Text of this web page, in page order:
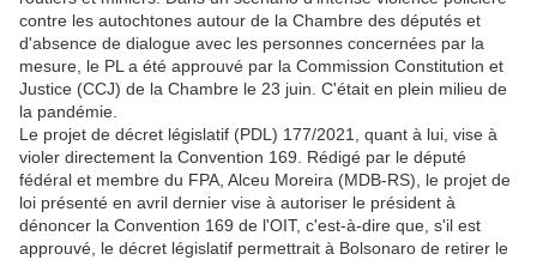
contre les autochtones autour de la Chambre des députés et
d'absence de dialogue avec les personnes concernées par la
mesure, le PL a été approuvé par la Commission Constitution et
Justice (CCJ) de la Chambre le 23 juin. C'était en plein milieu de
la pandémie.
Le projet de décret législatif (PDL) 177/2021, quant à lui, vise à
violer directement la Convention 169. Rédigé par le député
fédéral et membre du FPA, Alceu Moreira (MDB-RS), le projet de
loi présenté en avril dernier vise à autoriser le président à
dénoncer la Convention 169 de l'OIT, c'est-à-dire que, s'il est
approuvé, le décret législatif permettrait à Bolsonaro de retirer le